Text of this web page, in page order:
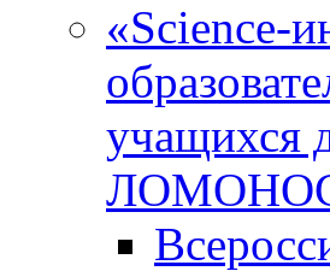
«Science-
учащихся